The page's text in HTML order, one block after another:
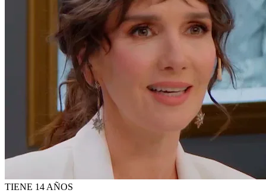
TIENE 14 AÑOS